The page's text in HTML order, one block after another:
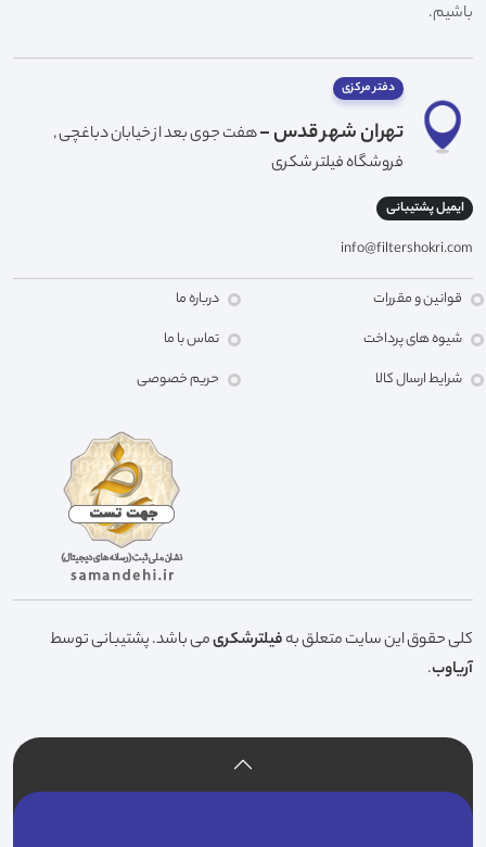
باشیم.
دفتر مرکزی
تهران شهر قدس -هفت جوی بعد از خیابان دباغچی ,
فروشگاه فیلتر شکری
ایمیل پشتیبانی
info@filtershokri.com
قوانین و مقررات
شیوه های پرداخت
شرایط ارسال کالا
درباره ما
تماس با ما
حریم خصوصی
کلی حقوق این سایت متعلق بهفیلترشکریمی باشد. پشتیبانی توسط
آریاوب.